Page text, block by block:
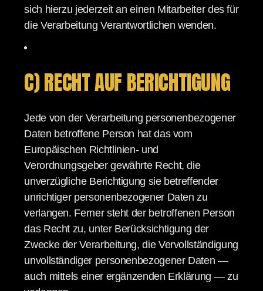
sich hierzu jederzeit an einen Mitarbeiter des für
die Verarbeitung Verantwortlichen wenden.
C) RECHT AUF BERICHTIGUNG
Jede von der Verarbeitung personenbezogener
Daten betroffene Person hat das vom
Europäischen Richtlinien- und
Verordnungsgeber gewährte Recht, die
unverzügliche Berichtigung sie betreffender
unrichtiger personenbezogener Daten zu
verlangen. Ferner steht der betroffenen Person
das Recht zu, unter Berücksichtigung der
Zwecke der Verarbeitung, die Vervollständigung
unvollständiger personenbezogener Daten —
auch mittels einer ergänzenden Erklärung — zu